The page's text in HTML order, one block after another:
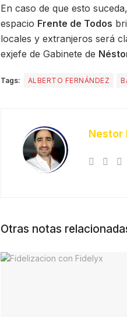
En caso de que esto
espacio Frente de Todos
locales y extranjeros será
exjefe de Gabinete de
Tags: ALBERTO FERNÁNDEZ
Nestor
Otras notas